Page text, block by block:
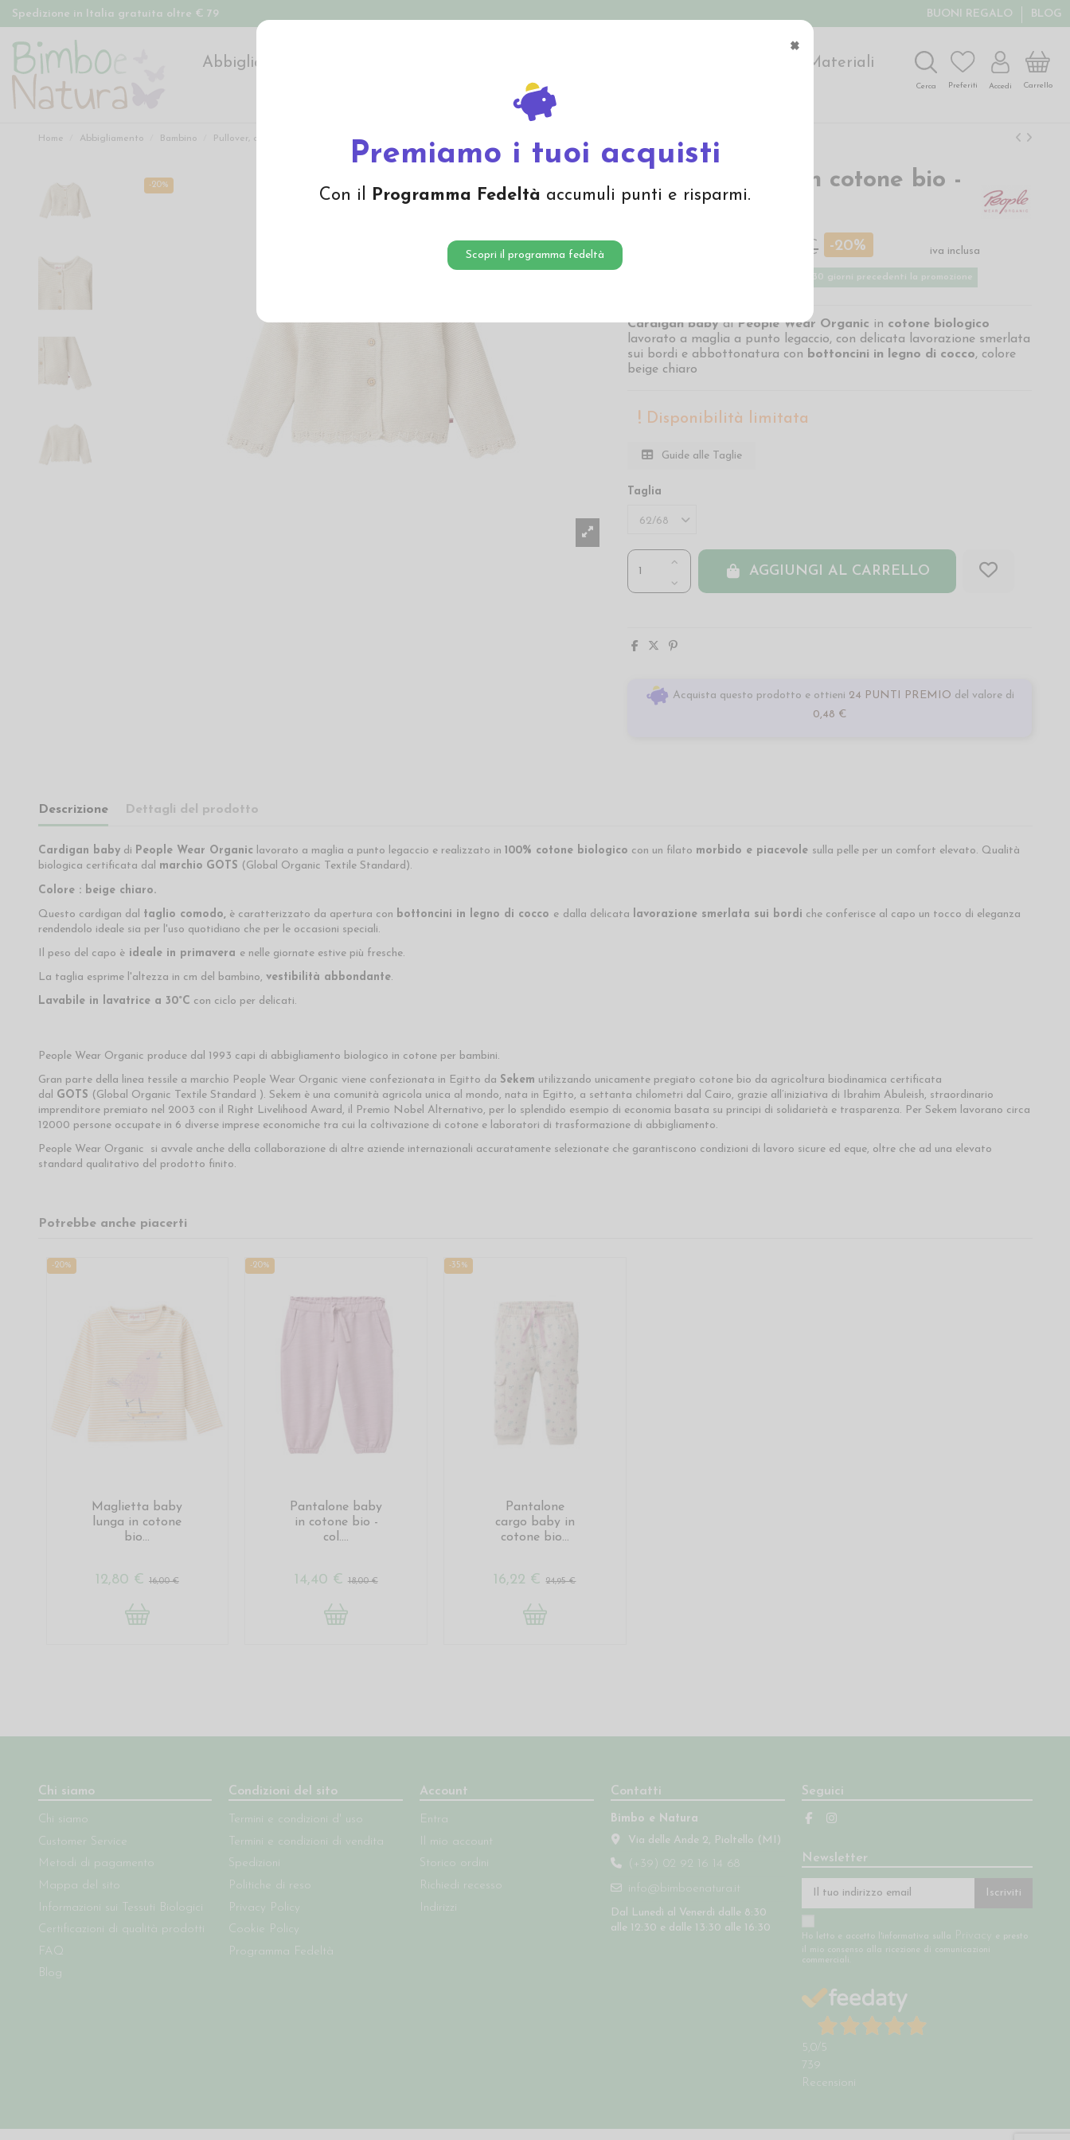
×
Premiamo i tuoi acquisti
Con il Programma Fedeltà accumuli punti e risparmi.
Scopri il programma fedeltà
Spedizione in Italia gratuita oltre € 79 BUONI REGALO BLOG
Abbigliamento
Materiali
Offerte
Cerca Preferiti Accedi Carrello
Home Abbigliamento Bambino Pullover, cardigan, dolcevita Cardigan baby in cotone bio - col. beige chiaro
-20%
Cardigan baby in cotone bio -
col. beige chiaro
30,00 € -20% iva inclusa
24,00 € Prezzo più basso applicato nei 30 giorni precedenti la promozione
Cardigan babydiPeople Wear Organic in cotone biologico
lavorato a maglia a punto legaccio, con delicata lavorazione smerlata
sui bordi e abbottonatura con bottoncini in legno di cocco, colore
beige chiaro
Disponibilità limitata
Guide alle Taglie
Taglia
AGGIUNGI AL CARRELLO
Acquista questo prodotto e ottieni 24 PUNTI PREMIO del valore di
0,48 €
Descrizione Dettagli del prodotto
Cardigan babydi People Wear Organic lavorato a maglia a punto legaccio e realizzato in 100% cotone biologico con un filato morbido e piacevole sulla pelle per un comfort elevato. Qualità
biologica certificata dal marchio GOTS (Global Organic Textile Standard).
Colore : beige chiaro.
Questo cardigan dal taglio comodo,è caratterizzato da apertura con bottoncini in legno di cocco e dalla delicata lavorazione smerlata sui bordi che conferisce al capo un tocco di eleganza
rendendolo ideale sia per l'uso quotidiano che per le occasioni speciali.
Il peso del capo èideale in primavera e nelle giornate estive più fresche.
La taglia esprime l'altezza in cm del bambino, vestibilità abbondante.
Lavabile in lavatrice a 30°C con ciclo per delicati.
People Wear Organic produce dal 1993 capi di abbigliamento biologico in cotone per bambini.
Gran parte della linea tessile a marchio People Wear Organic viene confezionata in Egitto da Sekem utilizzando unicamente pregiato cotone bio da agricoltura biodinamica certificata
dal GOTS (Global Organic Textile Standard ). Sekem è una comunità agricola unica al mondo, nata in Egitto, a settanta chilometri dal Cairo, grazie all’iniziativa di Ibrahim Abuleish, straordinario
imprenditore premiato nel 2003 con il Right Livelihood Award, il Premio Nobel Alternativo, per lo splendido esempio di economia basata su principi di solidarietà e trasparenza. Per Sekem lavorano circa
12000 persone occupate in 6 diverse imprese economiche tra cui la coltivazione di cotone e laboratori di trasformazione di abbigliamento.
People Wear Organic si avvale anche della collaborazione di altre aziende internazionali accuratamente selezionate che garantiscono condizioni di lavoro sicure ed eque, oltre che ad una elevato
standard qualitativo del prodotto finito.
Potrebbe anche piacerti
-20%
Maglietta baby
lunga in cotone
bio...
12,80 € 16,00 €
-20%
Pantalone baby
in cotone bio -
col....
14,40 € 18,00 €
-35%
Pantalone
cargo baby in
cotone bio...
16,22 €24,95 €
Chi siamo
Chi siamo
Customer Service
Metodi di pagamento
Mappa del sito
Informazioni sui Tessuti Biologici
Certificazioni di qualità prodotti
FAQ
Blog
Condizioni del sito
Termini e condizioni d' uso
Termini e condizioni di vendita
Spedizioni
Politiche di reso
Privacy Policy
Cookie Policy
Programma Fedeltà
Account
Entra
Il mio account
Storico ordini
Richiedi recesso
Indirizzi
Contatti
Bimbo e Natura
Via delle Ande 2, Pioltello (MI)
(+39) 02 92 16 14 68
info@bimboenatura.it
Dal Lunedì al Venerdì dalle 8:30
alle 12:30 e dalle 13:30 alle 16:30
Seguici
Newsletter
Iscriviti
Ho letto e accetto l'informativa sulla Privacy
e presto
il mio consenso alla ricezione di comunicazioni
commerciali.
5,0/5
739
Recensioni